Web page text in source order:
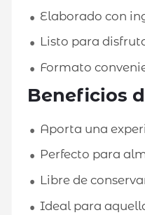
Elaborado con
Listo para
Formato
Beneficios
Aporta una
Perfecto para
Libre de
Ideal para